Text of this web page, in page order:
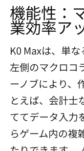
機能性：
業効率ア
K0 Maxは、単な
左側のマクロコ
ーノブにより、
とえば、会計士
ててデータ入力
らゲーム内の複